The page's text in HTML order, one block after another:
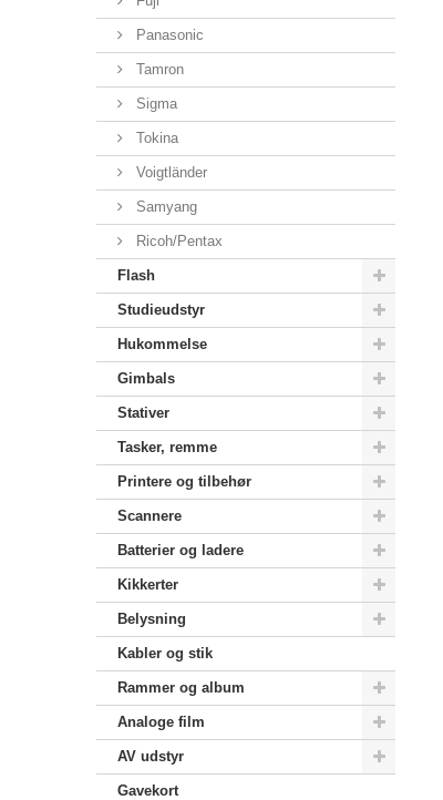
Panasonic
Tamron
Sigma
Tokina
Voigtländer
Samyang
Ricoh/Pentax
Flash
Studieudstyr
Hukommelse
Gimbals
Stativer
Tasker, remme
Printere og tilbehør
Scannere
Batterier og ladere
Kikkerter
Belysning
Kabler og stik
Rammer og album
Analoge film
AV udstyr
Gavekort